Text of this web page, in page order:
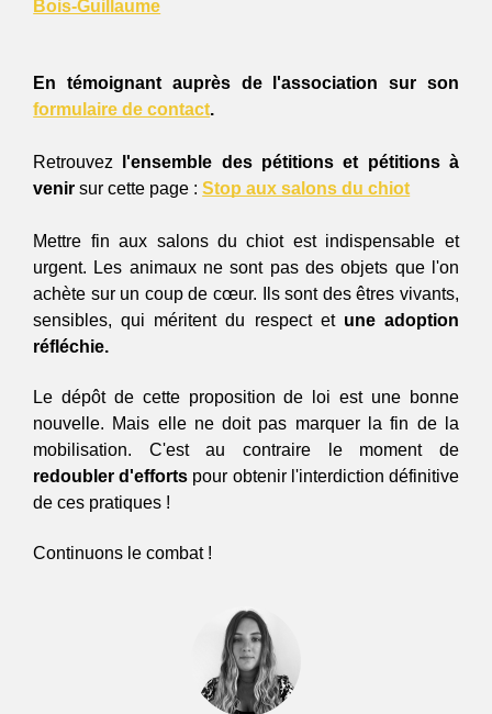
Bois-Guillaume
En témoignant auprès de l'association
formulaire de contact.
Retrouvez
l'ensemble des pétitions et pétitions à
venir sur cette page : Stop aux salons du chiot
Mettre fin aux salons du chiot est indispensable et
urgent. Les animaux ne sont pas des objets que l'on
achète sur un coup de cœur. Ils sont des êtres vivants,
sensibles, qui méritent du respect et une adoption
réfléchie.
Le dépôt de cette proposition de loi est une bonne
nouvelle. Mais elle ne doit pas marquer la fin de la
mobilisation. C'est au contraire le moment de
redoubler d'efforts pour obtenir l'interdiction définitive
de ces pratiques !
Continuons le combat !